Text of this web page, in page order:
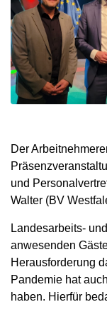
Der
und
Walter (BV
Landesarbeits-
anwesenden
Herausforderung
Pandemie hat
haben. Hierfür